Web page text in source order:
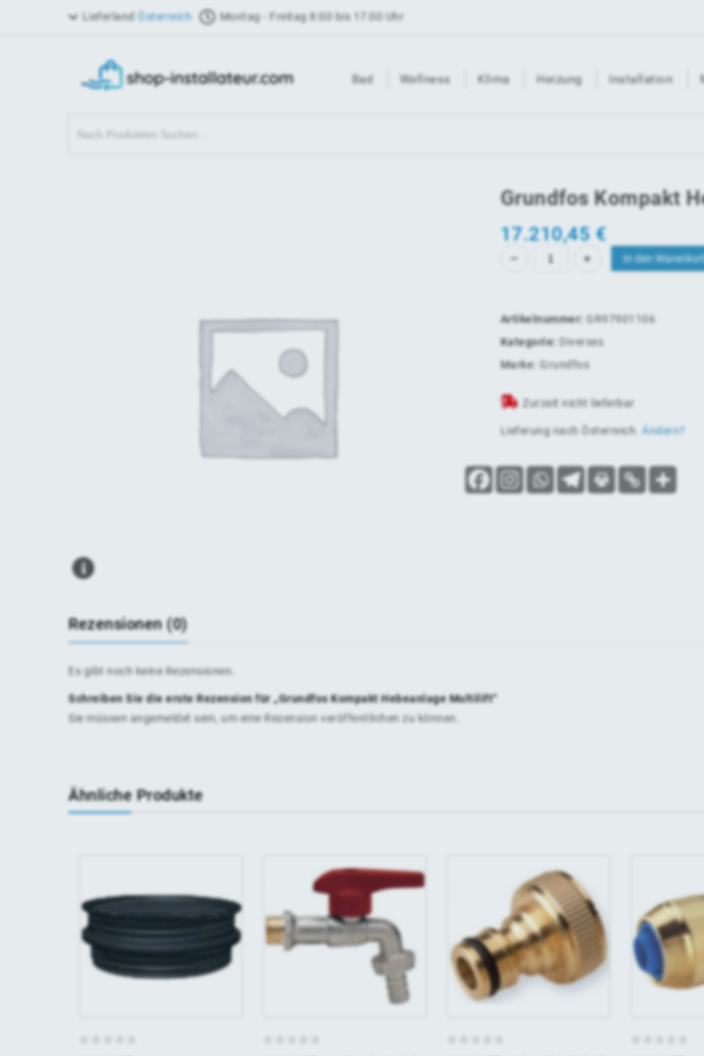
Lieferland Österreich Montag - Freitag 8:00 bis 17:00 Uhr
Bad Wellness Klima Heizung Installation
Grundfos Kompakt
17.210,45€
In den
Artikelnummer: GR97901106
Kategorie: Diverses
Marke:Grundfos
Zurzeit nicht lieferbar
Lieferung nach Österreich Ändern?
Rezensionen (0)
Es gibt noch keine Rezensionen.
Schreiben Sie die erste Rezension für „Grundfos Kompakt Hebeanlage Multilift“
Sie müssen angemeldet sein, um eine Rezension veröffentlichen zu können.
Ähnliche Produkte